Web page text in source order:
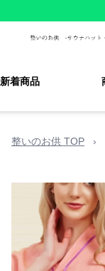
新着商品
整いのお供 TOP ›